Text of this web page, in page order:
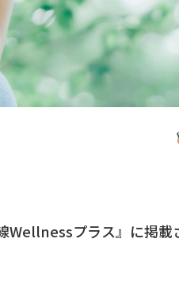
Wellnessプラス』に掲載